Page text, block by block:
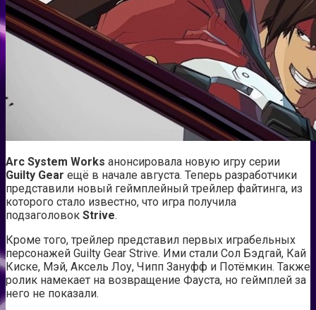
Arc System Works анонсировала новую игру серии
Guilty Gear ещё в начале августа. Теперь разработчики
представили новый геймплейный трейлер файтинга, из
которого стало известно, что игра получила
подзаголовок Strive.
Кроме того, трейлер представил первых играбельных
персонажей Guilty Gear Strive. Ими стали Сол Бэдгай, Кай
Киске, Мэй, Аксель Лоу, Чипп Зануфф и Потёмкин. Также
ролик намекает на возвращение Фауста, но геймплей за
него не показали.